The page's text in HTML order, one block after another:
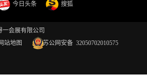
今日头条 搜狐
一会展有限公司
站地图 苏公网安备 32050702010575